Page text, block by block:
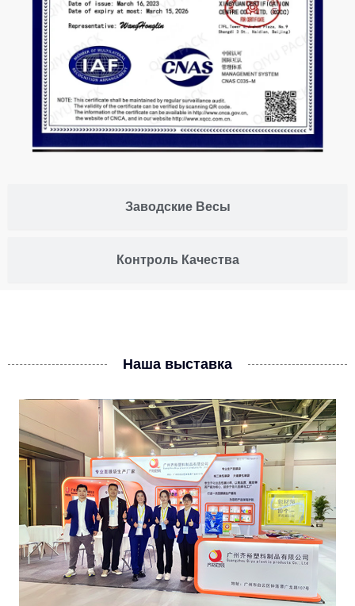
Заводские Весы
Контроль Качества
Наша выставка